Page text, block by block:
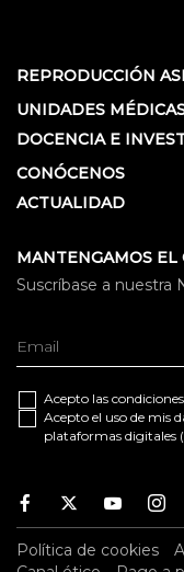
REPRODUCCIÓN
UNIDADES
DOCENCIA E
CONÓCENOS
ACTUALIDAD
MANTENGAMOS EL
Suscríbase a nuestra
Acepto las
Acepto el uso de mis
plataformas digitales
Facebook
TwitterYoutube
Política de cookies